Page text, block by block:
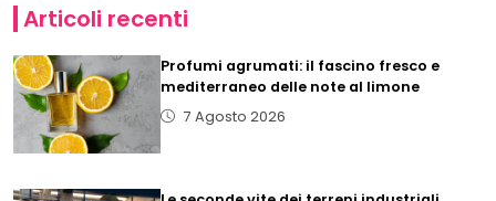
Articoli recenti
Profumi agrumati: il fascino fresco e
mediterraneo delle note al limone
7 Agosto 2026